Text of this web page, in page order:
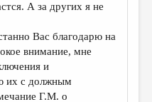
А за других я не
Вас благодарю на
внимание, мне
и
их с должным
Г.М. о